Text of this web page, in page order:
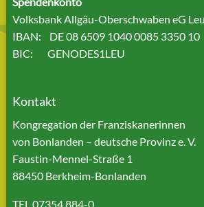
Volksbank Allgäu-Oberschwaben eG
IBAN: DE 08 6509 1040 0085 3350 10
BIC: GENODES1LEU
Kontakt
Kongregation der Franziskanerinnen
von Bonlanden – deutsche Provinz e. V.
Faustin-Mennel-Straße 1
88450 Berkheim-Bonlanden
TEL 07354 884-0